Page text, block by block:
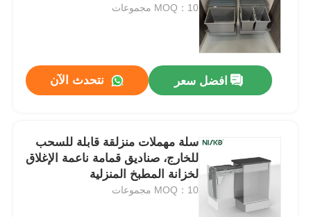
MOQ：10 مجموعات
افضل سعر نتحدث الآن
سلة مهملات منزلقة قابلة للسحب
للخارج، صناديق قمامة ناعمة الإغلاق
لخزانة المطبخ المنزلية
MOQ：10 مجموعات